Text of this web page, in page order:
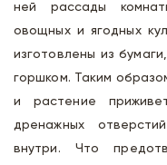
ней рассады
овощных и ягодных
изготовлены из
горшком. Таким
и растение
дренажных
внутри. Что